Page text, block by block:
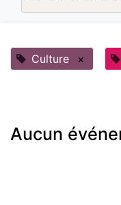
Culture ×
Aucun